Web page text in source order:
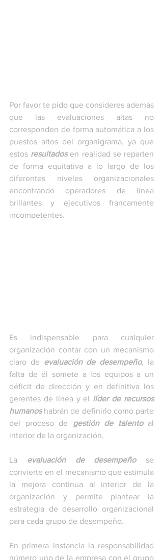
Por favor te pido que consideres además
que las evaluaciones altas no
corresponden de forma automática a los
puestos altos del organigrama, ya que
estos resultados en realidad se reparten
de forma equitativa a lo largo de los
diferentes niveles organizacionales
encontrando operadores de línea
brillantes y ejecutivos francamente
incompetentes.
Es indispensable para cualquier
organización contar con un mecanismo
claro de evaluación de desempeño, la
falta de él somete a los equipos a un
déficit de dirección y en definitiva los
gerentes de línea y el líder de recursos
humanos habrán de definirlo como parte
del proceso de gestión de talento al
interior de la organización.
La evaluación de desempeño se
convierte en el mecanismo que estimula
la mejora continua al interior de la
organización y permite plantear la
estrategia de desarrollo organizacional
para cada grupo de desempeño.
En primera instancia la responsabilidad
número uno de la empresa con el grupo